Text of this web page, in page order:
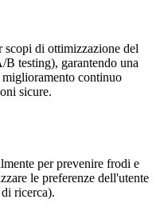
di ottimizzazione del
testing), garantendo una
continuo
sicure.
per prevenire frodi e
le preferenze dell'utente
ricerca).